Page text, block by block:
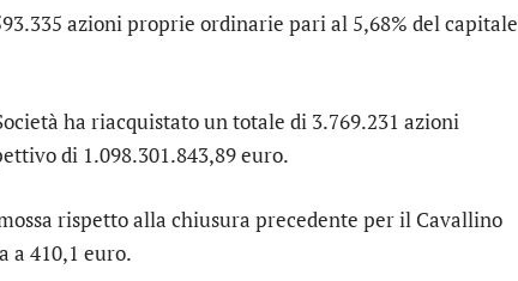
azioni proprie ordinarie pari al 5,68% del capitale
ha riacquistato un totale di 3.769.231 azioni
di 1.098.301.843,89 euro.
rispetto alla chiusura precedente per il Cavallino
a 410,1 euro.